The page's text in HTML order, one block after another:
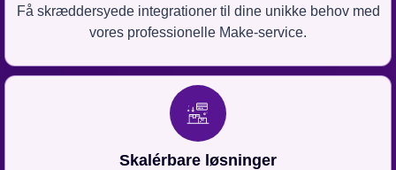
Få skræddersyede integrationer til dine unikke behov med
vores professionelle Make-service.
Skalérbare løsninger